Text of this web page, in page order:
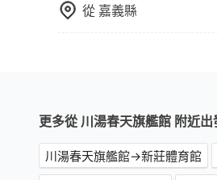
從 嘉義縣
更多從 川湯春天旗艦館 附近
川湯春天旗艦館→新莊體育館